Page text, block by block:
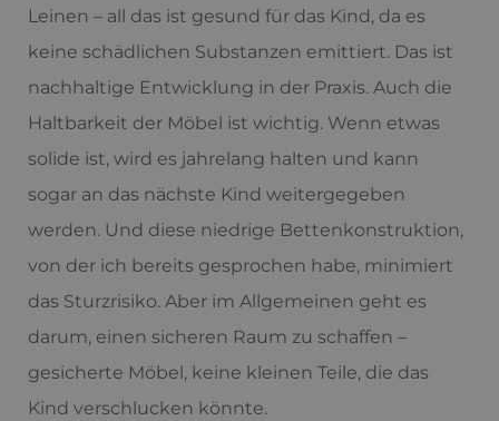
Leinen – all das ist gesund für das Kind, da es
keine schädlichen Substanzen emittiert. Das ist
nachhaltige Entwicklung in der Praxis. Auch die
Haltbarkeit der Möbel ist wichtig. Wenn etwas
solide ist, wird es jahrelang halten und kann
sogar an das nächste Kind weitergegeben
werden. Und diese niedrige Bettenkonstruktion,
von der ich bereits gesprochen habe, minimiert
das Sturzrisiko. Aber im Allgemeinen geht es
darum, einen sicheren Raum zu schaffen –
gesicherte Möbel, keine kleinen Teile, die das
Kind verschlucken könnte.